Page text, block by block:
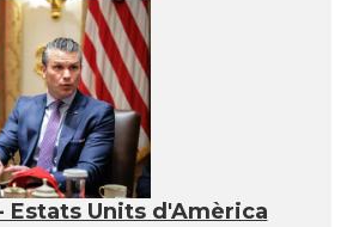
Estats Units d'Amèrica